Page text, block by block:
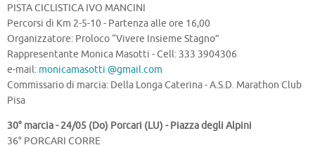
PISTA CICLISTICA IVO MANCINI
Percorsi di Km 2-5-10 - Partenza alle ore 16,00
Organizzatore: Proloco “Vivere Insieme Stagno”
Rappresentante Monica Masotti - Cell: 333 3904306
e-mail: monicamasotti @gmail.com
Commissario di marcia: Della Longa Caterina - A.S.D. Marathon Club
Pisa
30° marcia - 24/05 (Do) Porcari (LU) - Piazza degli Alpini
36° PORCARI CORRE